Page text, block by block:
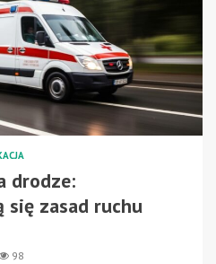
drodze:
się zasad ruchu
98